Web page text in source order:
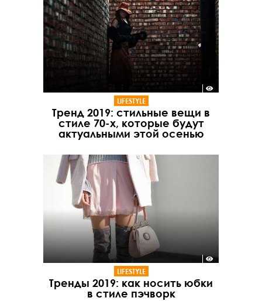
LIFESTYLE
Тренд 2019: стильные вещи в
стиле 70-х, которые будут
актуальными этой осенью
LIFESTYLE
Тренды 2019: как носить юбки
в стиле пэчворк